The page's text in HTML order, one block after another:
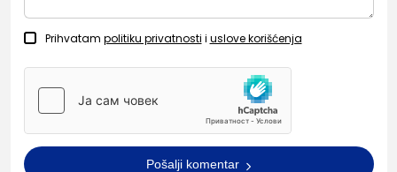
Prihvatam politiku privatnosti i uslove korišćenja
Pošalji komentar